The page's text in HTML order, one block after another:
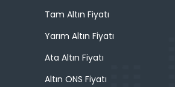
Tam Altın Fiyatı
Yarım Altın Fiyatı
Ata Altın Fiyatı
Altın ONS Fiyatı